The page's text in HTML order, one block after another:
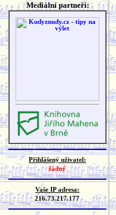
Mediální partneři:
Přihlášený uživatel:
žádný
Vaše IP adresa:
216.73.217.177